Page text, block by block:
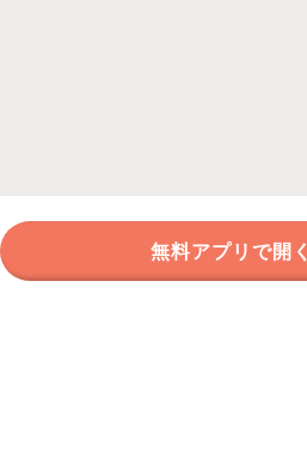
無料アプリで開く